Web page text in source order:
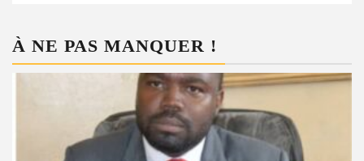
À NE PAS MANQUER !